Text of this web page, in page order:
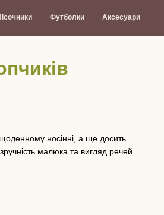
Футболки Аксесуари
щоденному носінні, а ще досить
малюка та вигляд речей